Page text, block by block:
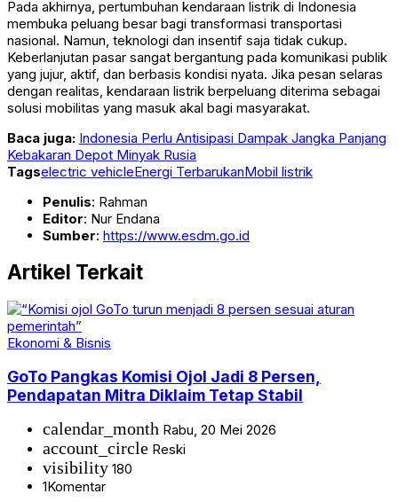
Pada akhirnya, pertumbuhan kendaraan listrik di Indonesia
membuka peluang besar bagi transformasi transportasi
nasional. Namun, teknologi dan insentif saja tidak cukup.
Keberlanjutan pasar sangat bergantung pada komunikasi publik
yang jujur, aktif, dan berbasis kondisi nyata. Jika pesan selaras
dengan realitas, kendaraan listrik berpeluang diterima sebagai
solusi mobilitas yang masuk akal bagi masyarakat.
Baca juga: Indonesia Perlu Antisipasi Dampak Jangka Panjang
Kebakaran Depot Minyak Rusia
Tagselectric vehicleEnergi TerbarukanMobil listrik
Penulis: Rahman
Editor: Nur Endana
Sumber: https://www.esdm.go.id
Artikel Terkait
Ekonomi & Bisnis
GoTo Pangkas Komisi Ojol Jadi 8 Persen,
Pendapatan Mitra Diklaim Tetap Stabil
calendar_month Rabu, 20 Mei 2026
account_circle Reski
visibility 180
1Komentar